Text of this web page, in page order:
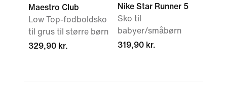
Maestro Club
Low Top-fodboldsko
til grus til større børn
329,90 kr.
Nike Star Runner 5
Sko til
babyer/småbørn
319,90 kr.